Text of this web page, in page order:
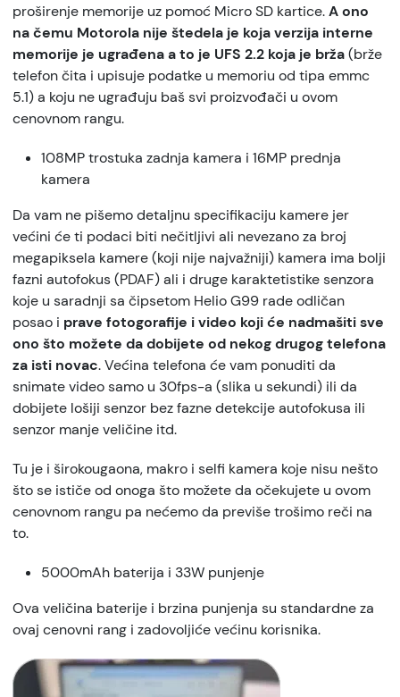
proširenje memorije uz pomoć Micro SD kartice.A ono
na čemu Motorola nije štedela je koja verzija interne
memorije je ugrađena a to je UFS 2.2 koja je brža(brže
telefon čita i upisuje podatke u memoriu od tipa emmc
5.1) a koju ne ugrađuju baš svi proizvođači u ovom
cenovnom rangu.
108MP trostuka zadnja kamera i 16MP prednja
kamera
Da vam ne pišemo detaljnu specifikaciju kamere jer
većini će ti podaci biti nečitljivi ali nevezano za broj
megapiksela kamere (koji nije najvažniji) kamera ima bolji
fazni autofokus (PDAF) ali i druge karaktetistike senzora
koje u saradnji sa čipsetom Helio G99 rade odličan
posao i prave fotogorafije i video koji će nadmašiti sve
ono što možete da dobijete od nekog drugog telefona
za isti novac. Većina telefona će vam ponuditi da
snimate video samo u 30fps-a (slika u sekundi) ili da
dobijete lošiji senzor bez fazne detekcije autofokusa ili
senzor manje veličine itd.
Tu je i širokougaona, makro i selfi kamera koje nisu nešto
što se ističe od onoga što možete da očekujete u ovom
cenovnom rangu pa nećemo da previše trošimo reči na
to.
5000mAh baterija i 33W punjenje
Ova veličina baterije i brzina punjenja su standardne za
ovaj cenovni rang i zadovoljiće većinu korisnika.